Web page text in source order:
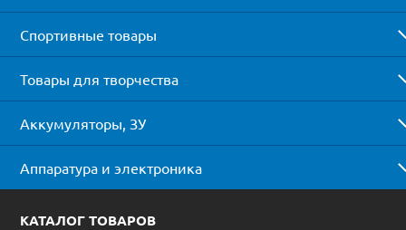
Спортивные товары
Товары для творчества
Аккумуляторы, ЗУ
Аппаратура и электроника
КАТАЛОГ ТОВАРОВ